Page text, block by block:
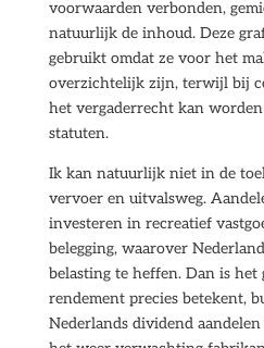
voorwaarden verbonden,
natuurlijk de inhoud. Deze
gebruikt omdat ze voor het
overzichtelijk zijn, terwijl bij
het vergaderrecht kan
statuten.
Ik kan natuurlijk niet in de
vervoer en uitvalsweg.
investeren in recreatief
belegging, waarover
belasting te heffen. Dan is het
rendement precies betekent,
Nederlands dividend